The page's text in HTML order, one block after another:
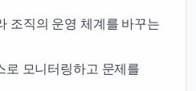
조직의 운영 체계를 바꾸는
로 모니터링하고 문제를